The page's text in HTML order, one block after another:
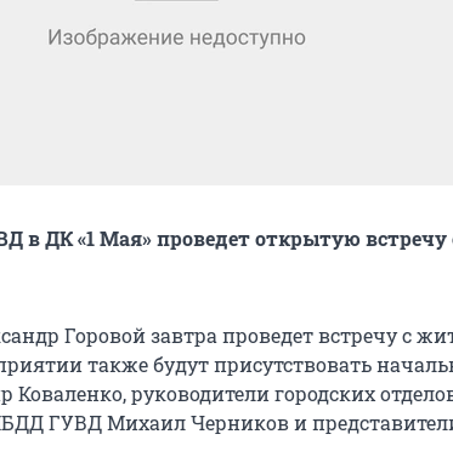
в ДК «1 Мая» проведет открытую
Горовой завтра проведет встречу с
также будут присутствовать
Коваленко, руководители городских
ГУВД Михаил Черников и